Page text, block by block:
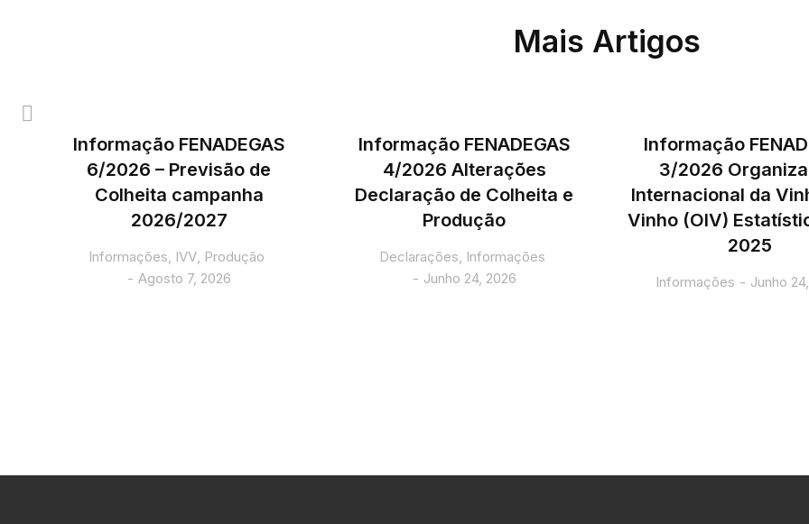
Mais Artigos
Informação FENADEGAS
6/2026 – Previsão de
Colheita campanha
2026/2027
Informações, IVV, Produção
Agosto 7, 2026
Informação FENADEGAS
4/2026 Alterações
Declaração de Colheita e
Produção
Declarações, Informações
Junho 24, 2026
Informação
3/2026
Internacional da
Vinho (OIV)
2025
Informações Junho